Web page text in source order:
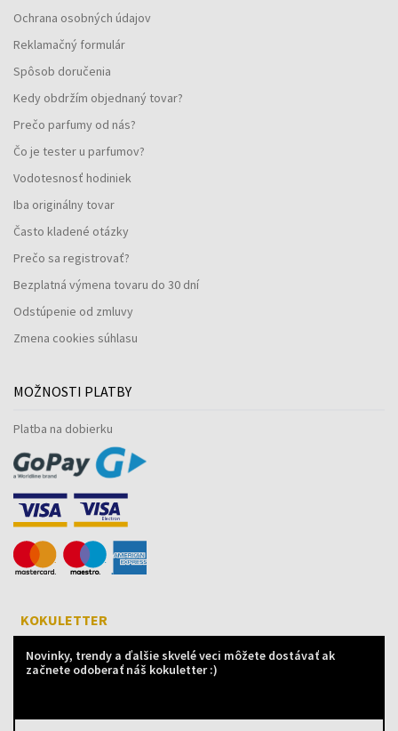
Ochrana osobných údajov
Reklamačný formulár
Spôsob doručenia
Kedy obdržím objednaný tovar?
Prečo parfumy od nás?
Čo je tester u parfumov?
Vodotesnosť hodiniek
Iba originálny tovar
Často kladené otázky
Prečo sa registrovať?
Bezplatná výmena tovaru do 30 dní
Odstúpenie od zmluvy
Zmena cookies súhlasu
MOŽNOSTI PLATBY
Platba na dobierku
KOKULETTER
Novinky, trendy a ďalšie skvelé veci môžete dostávať ak
začnete odoberať náš kokuletter :)